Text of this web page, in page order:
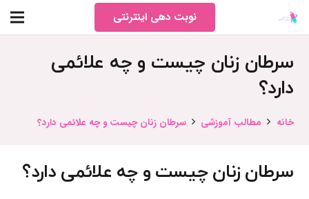
نوبت دهی اینترنتی
سرطان زنان چیست و چه علائمی
دارد؟
خانه مطالب آموزشی سرطان زنان چیست و چه علائمی دارد؟
سرطان زنان چیست و چه علائمی دارد؟